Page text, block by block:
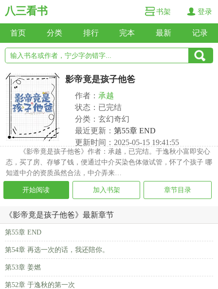
八三看书 书架 登录
首页 分类 排行 完本 最新 记录
影帝竟是孩子他爸
作者： 承越
状态：已完结
分类：玄幻奇幻
最近更新： 第55章 END
更新时间：2025-05-15 19:41:55
《影帝竟是孩子他爸》作者：承越，已完结。于逸秋小富即安心
态，买了房、存够了钱，便通过中介买染色体做试管，怀了个孩子 哪
知道中介的资质虽然合法，中介弄来…
开始阅读 加入书架 章节目录
《影帝竟是孩子他爸》最新章节
第55章 END
第54章 再选一次的话，我还陪你。
第53章 姜燃
第52章 于逸秋的第一次